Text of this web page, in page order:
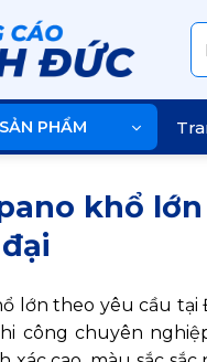
PHẨM
khổ
lớn theo yêu cầu
công chuyên